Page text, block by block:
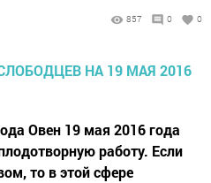
857 0 0
Овен 19 мая 2016 года
работу. Если
то в этой сфере